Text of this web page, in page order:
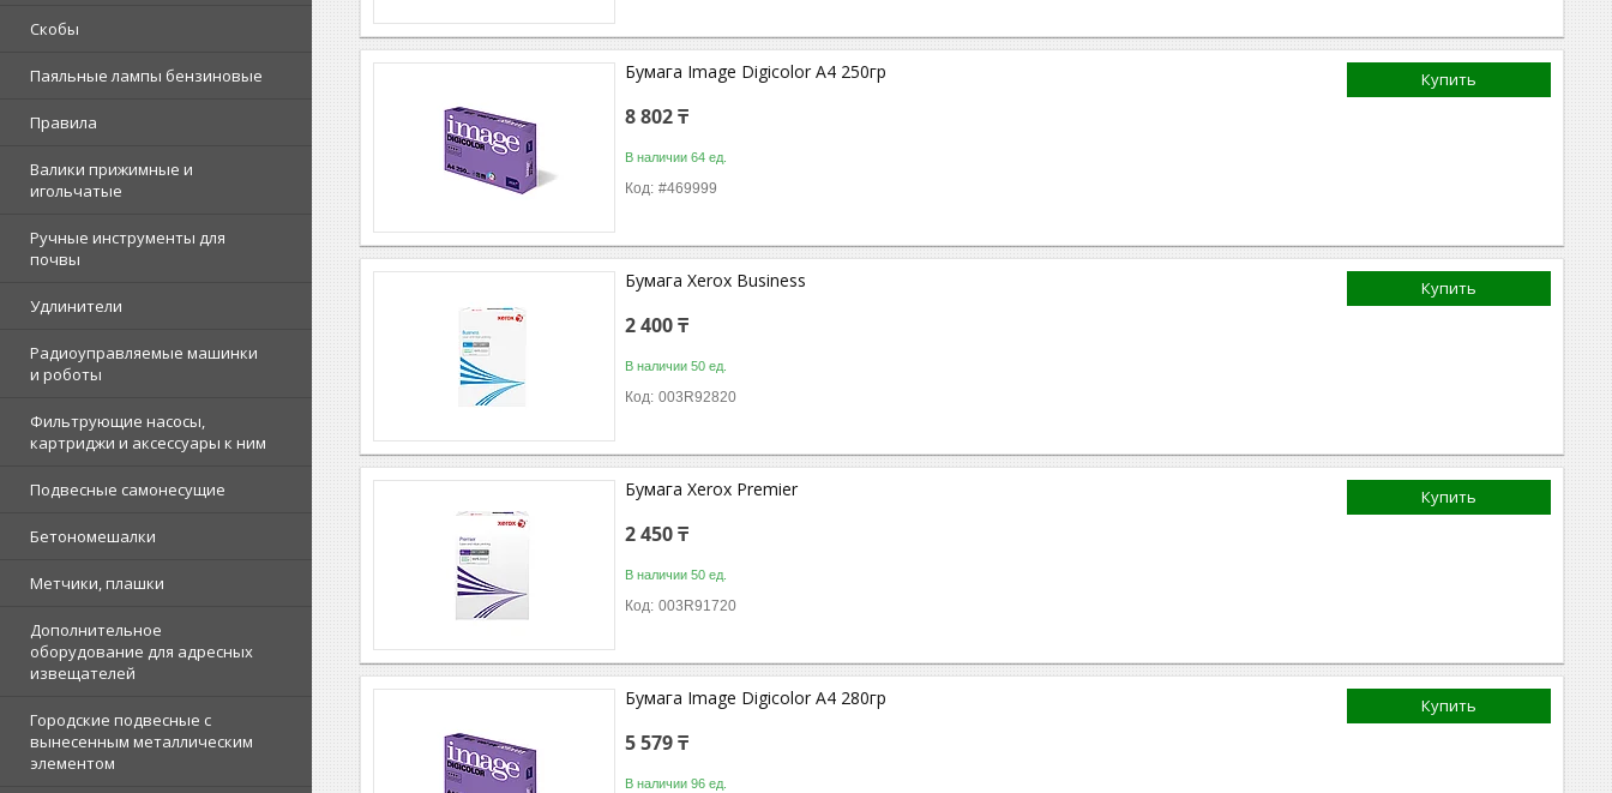
Скобы
Паяльные лампы бензиновые
Правила
Валики прижимные и
игольчатые
Ручные инструменты для
почвы
Удлинители
Радиоуправляемые машинки
и роботы
Фильтрующие насосы,
картриджи и аксессуары к ним
Подвесные самонесущие
Бетономешалки
Метчики, плашки
Дополнительное
оборудование для адресных
извещателей
Городские подвесные с
вынесенным металлическим
элементом
Купить
Бумага Image Digicolor A4 250гр
8 802 ₸
В наличии 64 ед.
#469999
Купить
Бумага Xerox Business
2 400 ₸
В наличии 50 ед.
003R92820
Купить
Бумага Xerox Premier
2 450 ₸
В наличии 50 ед.
003R91720
Купить
Бумага Image Digicolor A4 280гр
5 579 ₸
В наличии 96 ед.